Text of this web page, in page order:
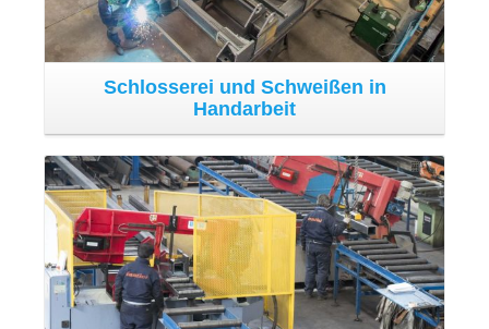
Montage- und Schlosserei-Inseln
Die Abteilung arbeitet mit manuellen Schweißinseln für die
Fertigung mittlerer und großer Schweißteile. In der
Materialvorbereitungsphase finden 4 halbautomatische
und automatische Bandsägen Anwendung beim Zuschnitt
der handelsüblichen Formstahlträger.